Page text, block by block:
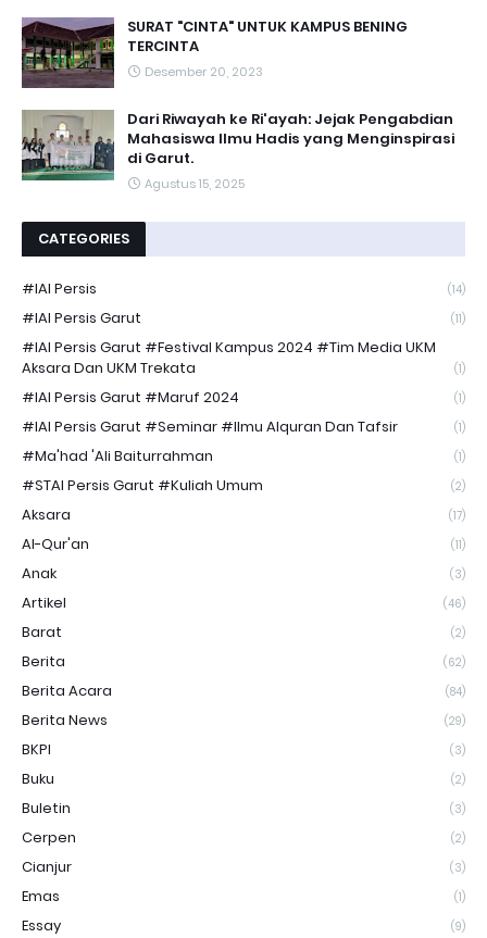
SURAT "CINTA" UNTUK KAMPUS BENING
TERCINTA
Desember 20, 2023
Dari Riwayah ke Ri'ayah: Jejak Pengabdian
Mahasiswa Ilmu Hadis yang Menginspirasi
di Garut.
Agustus 15, 2025
CATEGORIES
#IAI Persis (14)
#IAI Persis Garut (11)
#IAI Persis Garut #Festival Kampus 2024 #Tim Media UKM
Aksara Dan UKM Trekata
(1)
#IAI Persis Garut #Maruf 2024 (1)
#IAI Persis Garut #Seminar #Ilmu Alquran Dan Tafsir (1)
#Ma'had 'Ali Baiturrahman (1)
#STAI Persis Garut #Kuliah Umum (2)
Aksara (17)
Al-Qur'an (11)
Anak (3)
Artikel (46)
Barat (2)
Berita (62)
Berita Acara (84)
Berita News (29)
BKPI (3)
Buku (2)
Buletin (3)
Cerpen (2)
Cianjur (3)
Emas (1)
Essay (9)